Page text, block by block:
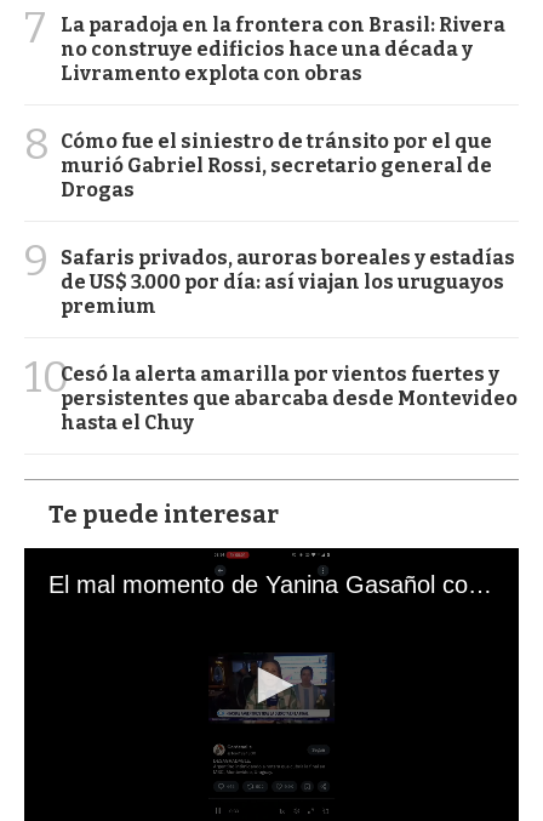
7
La paradoja en la frontera con Brasil: Rivera
no construye edificios hace una década y
Livramento explota con obras
8
Cómo fue el siniestro de tránsito por el que
murió Gabriel Rossi, secretario general de
Drogas
9
Safaris privados, auroras boreales y estadías
de US$ 3.000 por día: así viajan los uruguayos
premium
10Cesó la alerta amarilla por vientos fuertes y
persistentes que abarcaba desde Montevideo
hasta el Chuy
Te puede interesar
El mal momento de Yanina Gasañol con un hincha argentino en "Subrayado"